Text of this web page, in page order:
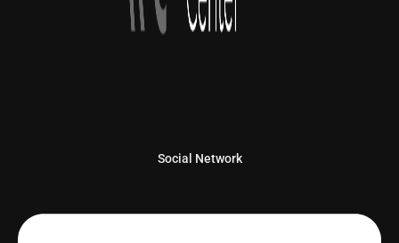
Social Network